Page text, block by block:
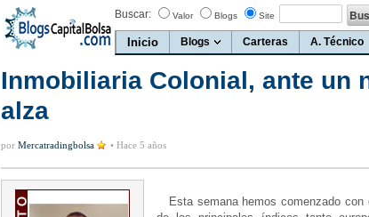
Buscar: Valor Blogs Site
Inicio Blogs Carteras A. Técnico
Inmobiliaria Colonial, ante un
alza
por Mercatradingbolsa • Hace 5 años
Esta semana hemos comenzado con